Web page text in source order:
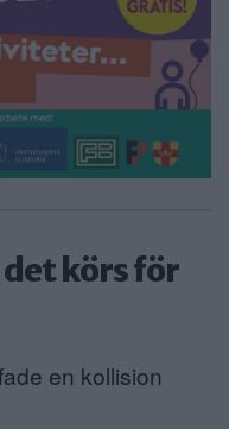
det körs för
en kollision